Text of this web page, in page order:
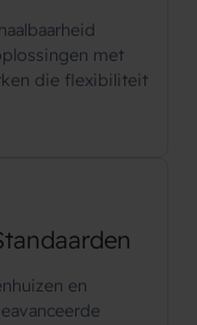
met
die flexibiliteit
en